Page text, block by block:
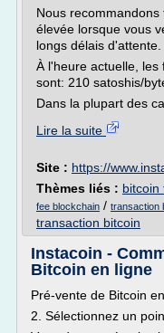
Nous
élevée lorsque vous
longs délais d'attente.
À l'heure actuelle,
sont: 210 satoshis/
Dans la plupart des
Lire la suite
Site : https://
Thèmes liés : bitcoin
fee blockchain / transaction
transaction bitcoin
Instacoin -
Bitcoin en ligne
Pré-vente de Bitcoin
2. Sélectionnez un